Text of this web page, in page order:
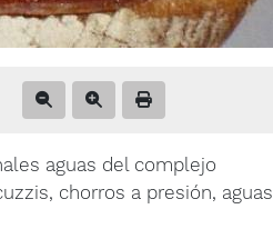
aguas del complejo
chorros a presión, aguas